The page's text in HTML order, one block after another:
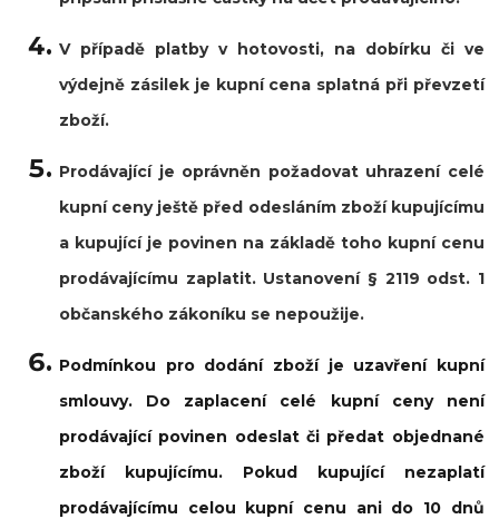
V případě platby v hotovosti, na dobírku či ve
výdejně zásilek je kupní cena splatná při převzetí
zboží.
Prodávající je oprávněn požadovat uhrazení celé
kupní ceny ještě před odesláním zboží kupujícímu
a kupující je povinen na základě toho kupní cenu
prodávajícímu zaplatit. Ustanovení § 2119 odst. 1
občanského zákoníku se nepoužije.
Podmínkou pro dodání zboží je uzavření kupní
smlouvy. Do zaplacení celé kupní ceny není
prodávající povinen odeslat či předat objednané
zboží kupujícímu. Pokud kupující nezaplatí
prodávajícímu celou kupní cenu ani do 10 dnů